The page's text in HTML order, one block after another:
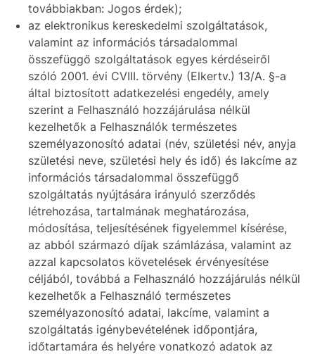
továbbiakban: Jogos érdek);
az elektronikus kereskedelmi szolgáltatások,
valamint az információs társadalommal
összefüggő szolgáltatások egyes kérdéseiről
szóló 2001. évi CVIII. törvény (Elkertv.) 13/A. §-a
által biztosított adatkezelési engedély, amely
szerint a Felhasználó hozzájárulása nélkül
kezelhetők a Felhasználók természetes
személyazonosító adatai (név, születési név, anyja
születési neve, születési hely és idő) és lakcíme az
információs társadalommal összefüggő
szolgáltatás nyújtására irányuló szerződés
létrehozása, tartalmának meghatározása,
módosítása, teljesítésének figyelemmel kísérése,
az abból származó díjak számlázása, valamint az
azzal kapcsolatos követelések érvényesítése
céljából, továbbá a Felhasználó hozzájárulás nélkül
kezelhetők a Felhasználó természetes
személyazonosító adatai, lakcíme, valamint a
szolgáltatás igénybevételének időpontjára,
időtartamára és helyére vonatkozó adatok az